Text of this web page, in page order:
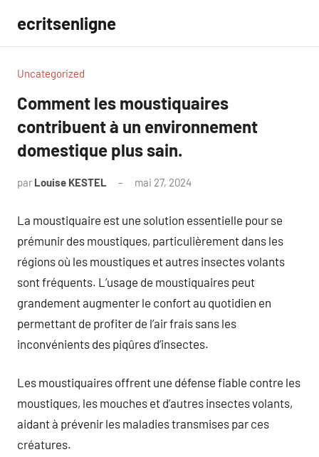
contenu
ecritsenligne
Uncategorized
Comment les moustiquaires
contribuent à un environnement
domestique plus sain.
par Louise KESTEL mai 27, 2024
La moustiquaire est une solution essentielle pour se
prémunir des moustiques, particulièrement dans les
régions où les moustiques et autres insectes volants
sont fréquents. L’usage de moustiquaires peut
grandement augmenter le confort au quotidien en
permettant de profiter de l’air frais sans les
inconvénients des piqûres d’insectes.
Les moustiquaires offrent une défense fiable contre les
moustiques, les mouches et d’autres insectes volants,
aidant à prévenir les maladies transmises par ces
créatures.